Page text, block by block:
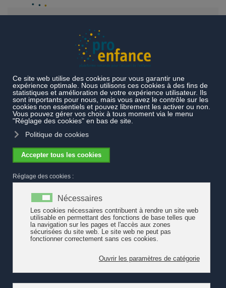
Prestations particulières
enfants explorent
Vivre la créativité dès le plus jeune âge
Vivre la créativité dès le plus jeune âge
n’a rien d’étonnant, car c’est une
compétence clé qui nous ouvre les portes
créativité dès le plus jeune âge" (Lapurla,
quotidien avec les tout-petits. Elle
s'adresses aux parents, et à celles et ceux
qui aiment passer du temps avec les jeunes
enfants (format A5, 20 pages).
la télécharger sur le site Internet
. On peut également ycommander des cartes-postales